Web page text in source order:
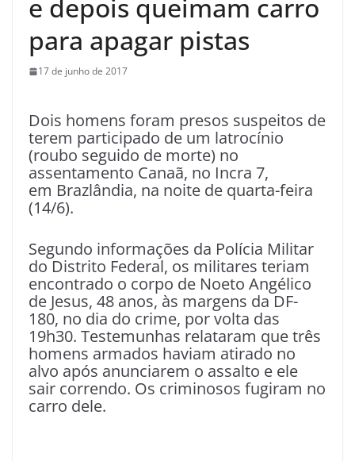
e depois queimam carro
para apagar pistas
17 de junho de 2017
Dois homens foram presos suspeitos de
terem participado de um latrocínio
(roubo seguido de morte) no
assentamento Canaã, no Incra 7,
em Brazlândia, na noite de quarta-feira
(14/6).
Segundo informações da Polícia Militar
do Distrito Federal, os militares teriam
encontrado o corpo de Noeto Angélico
de Jesus, 48 anos, às margens da DF-
180, no dia do crime, por volta das
19h30. Testemunhas relataram que três
homens armados haviam atirado no
alvo após anunciarem o assalto e ele
sair correndo. Os criminosos fugiram no
carro dele.